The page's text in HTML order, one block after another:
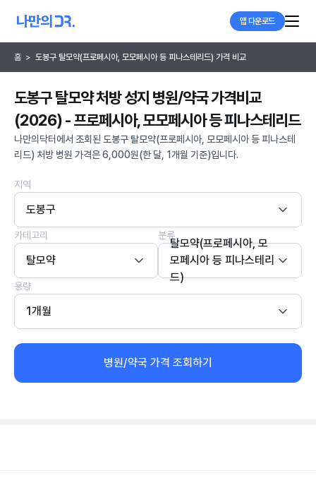
앱 다운로드
홈 > 도봉구 탈모약(프로페시아, 모모페시아 등 피나스테리드) 가격 비교
도봉구 탈모약 처방 성지 병원/약국 가격비교
(2026) - 프로페시아, 모모페시아 등 피나스테리드
나만의닥터에서 조회된 도봉구 탈모약(프로페시아, 모모페시아 등 피나스테
리드) 처방 병원 가격은 6,000원(한 달, 1개월 기준)입니다.
지역
도봉구
카테고리
탈모약
분류
탈모약(프로페시아, 모
모페시아 등 피나스테리
드)
용량
1개월
병원/약국 가격 조회하기